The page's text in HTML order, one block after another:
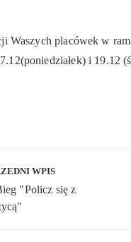
Waszych placówek w
i 19.12
WPIS
"Policz się z